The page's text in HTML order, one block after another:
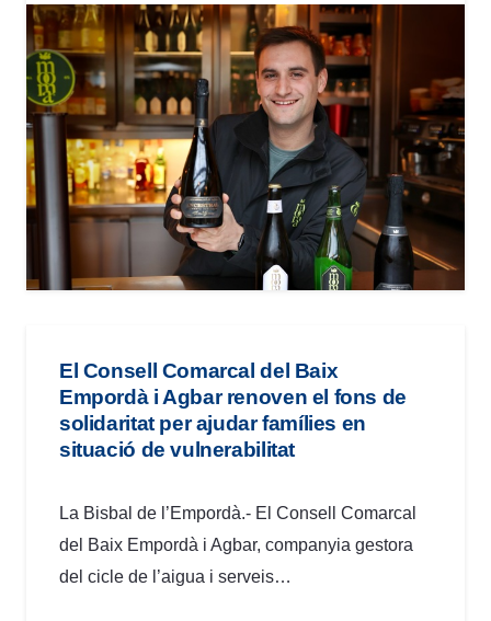
El Consell Comarcal del Baix
Empordà i Agbar renoven el fons de
solidaritat per ajudar famílies en
situació de vulnerabilitat
La Bisbal de l’Empordà.- El Consell Comarcal
del Baix Empordà i Agbar, companyia gestora
del cicle de l’aigua i serveis…